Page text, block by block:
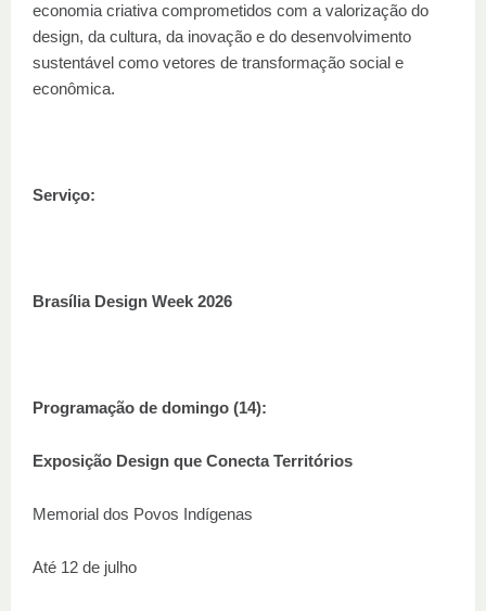
economia criativa comprometidos com a valorização do
design, da cultura, da inovação e do desenvolvimento
sustentável como vetores de transformação social e
econômica.
Serviço:
Brasília Design Week 2026
Programação de domingo (14):
Exposição Design que Conecta Territórios
Memorial dos Povos Indígenas
Até 12 de julho